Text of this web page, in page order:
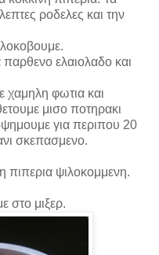
ροδελες και την
ελαιολαδο και
χαμηλη φωτια και
μισο ποτηρακι
για περιπου 20
σκεπασμενο.
πιπερια ψιλοκομμενη.
στο μιξερ.